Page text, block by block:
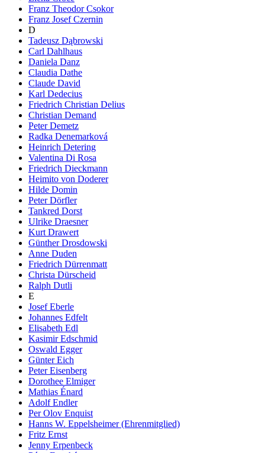
Franz Theodor Csokor
Franz Josef Czernin
D
Tadeusz Dąbrowski
Carl Dahlhaus
Daniela Danz
Claudia Dathe
Claude David
Karl Dedecius
Friedrich Christian Delius
Christian Demand
Peter Demetz
Radka Denemarková
Heinrich Detering
Valentina Di Rosa
Friedrich Dieckmann
Heimito von Doderer
Hilde Domin
Peter Dörfler
Tankred Dorst
Ulrike Draesner
Kurt Drawert
Günther Drosdowski
Anne Duden
Friedrich Dürrenmatt
Christa Dürscheid
Ralph Dutli
E
Josef Eberle
Johannes Edfelt
Elisabeth Edl
Kasimir Edschmid
Oswald Egger
Günter Eich
Peter Eisenberg
Dorothee Elmiger
Mathias Énard
Adolf Endler
Per Olov Enquist
Hanns W. Eppelsheimer (Ehrenmitglied)
Fritz Ernst
Jenny Erpenbeck